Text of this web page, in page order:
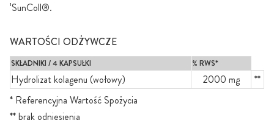
¹SunColl®.
WARTOŚCI ODŻYWCZE
SKŁADNIKI / 4 KAPSUŁKI % RWS*
Hydrolizat kolagenu (wołowy) 2000 mg
**
* Referencyjna Wartość Spożycia
** brak odniesienia